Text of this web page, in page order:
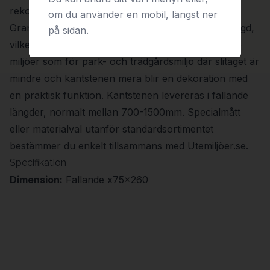
rekommenderas istället fasad kantsten).
Granitkantsten har hög hållfasthet och lång livslängd,
vilket gör den väl lämpad för såväl hårt trafikerade
miljöer som för park- och trädgårdsmiljö där slitaget är
mindre och kantstenen mera blir en dekoration med
en praktisk funktion. Kantstenen levereras i fallande
längder, normalt mellan 700-1500mm. Specialmått
eller materialval utanför standardsortimentet
bestämmer du enkelt tillsammans med Utemiljöer.se.
Specifikation
Dimension: Fallande x75x260
om du använder en mobil, längst ner
på sidan.